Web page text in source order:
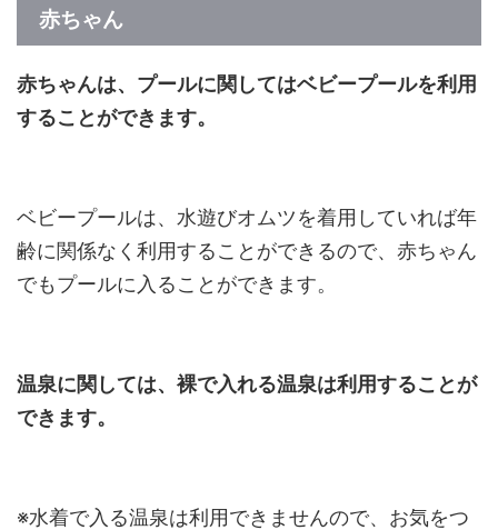
赤ちゃん
赤ちゃんは、プールに関してはベビープールを利用
することができます。
ベビープールは、水遊びオムツを着用していれば年
齢に関係なく利用することができるので、赤ちゃん
でもプールに入ることができます。
温泉に関しては、裸で入れる温泉は利用することが
できます。
※水着で入る温泉は利用できませんので、お気をつ